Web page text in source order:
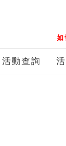
如
活動查詢